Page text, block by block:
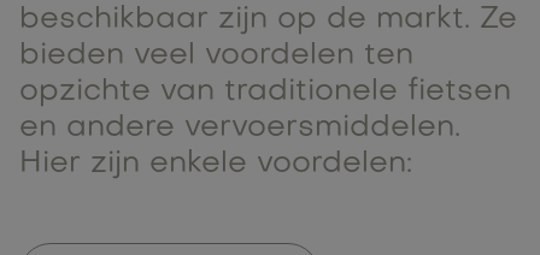
beschikbaar zijn op de markt. Ze
bieden veel voordelen ten
opzichte van traditionele fietsen
en andere vervoersmiddelen.
Hier zijn enkele voordelen: